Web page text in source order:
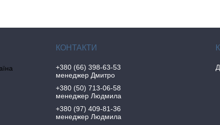
+380 (66) 398-63-53
менеджер Дмитро
+380 (50) 713-06-58
менеджер Людмила
+380 (97) 409-81-36
менеджер Людмила